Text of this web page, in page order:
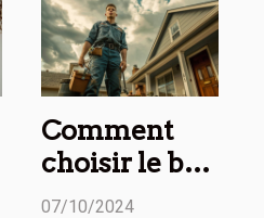
Comment
choisir le bon
service de
07/10/2024